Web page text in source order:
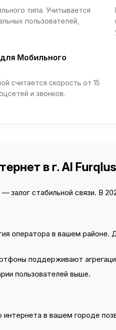
типа. Учитывается
пользователей,
Мобильного
считается скорость от 15
и звонков.
в г. Al
залог стабильной связи. В
оператора в вашем
поддерживают
пользователей выше.
в вашем городе